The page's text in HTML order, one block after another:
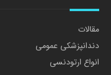
مقالات
دندانپزشکی عمومی
انواع ارتودنسی